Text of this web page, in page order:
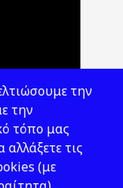
την
την
τόπο μας
αλλάξετε τις
(με